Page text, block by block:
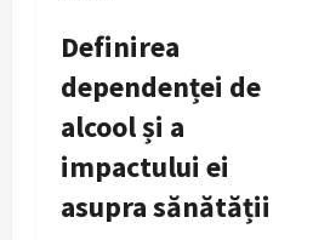
Definirea
dependenței de
alcool și a
impactului ei
asupra sănătății